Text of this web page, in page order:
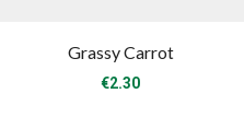
Grassy Carrot
€2.30